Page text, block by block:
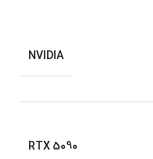
NVIDIA
RTX 5090